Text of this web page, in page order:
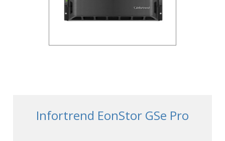
Infortrend EonStor GSe Pro